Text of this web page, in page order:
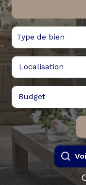
De l'immo pro
Type de bien
Budget